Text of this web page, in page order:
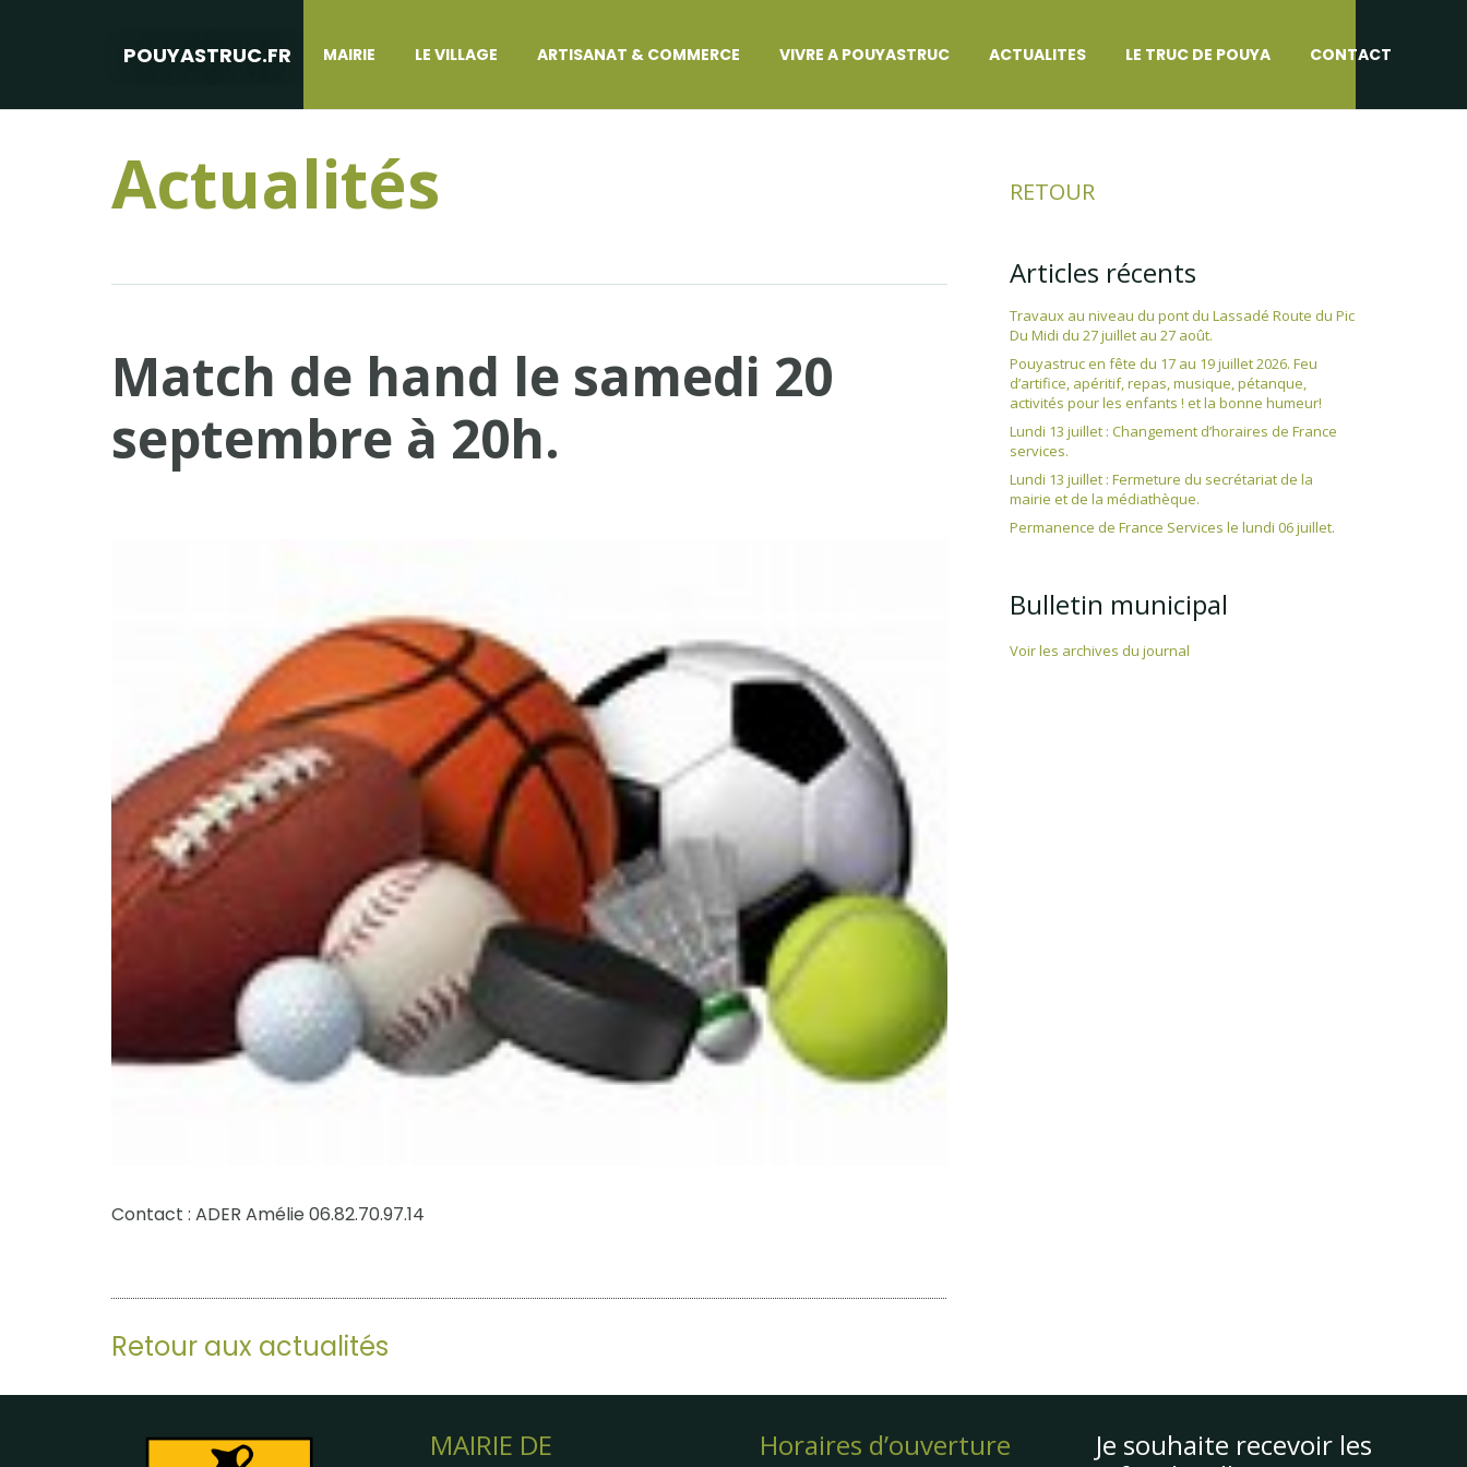
POUYASTRUC.FR MAIRIE LE VILLAGE ARTISANAT & COMMERCE VIVRE A POUYASTRUC ACTUALITES LE TRUC DE POUYA CONTACT
Actualités
Match de hand le samedi 20
septembre à 20h.
Contact : ADER Amélie 06.82.70.97.14
Retour aux actualités
RETOUR
Articles récents
Travaux au niveau du pont du Lassadé Route du Pic
Du Midi du 27 juillet au 27 août.
Pouyastruc en fête du 17 au 19 juillet 2026. Feu
d’artifice, apéritif, repas, musique, pétanque,
activités pour les enfants ! et la bonne humeur!
Lundi 13 juillet : Changement d’horaires de France
services.
Lundi 13 juillet : Fermeture du secrétariat de la
mairie et de la médiathèque.
Permanence de France Services le lundi 06 juillet.
Bulletin municipal
Voir les archives du journal
MAIRIE DE
Horaires d’ouverture
Je souhaite recevoir les